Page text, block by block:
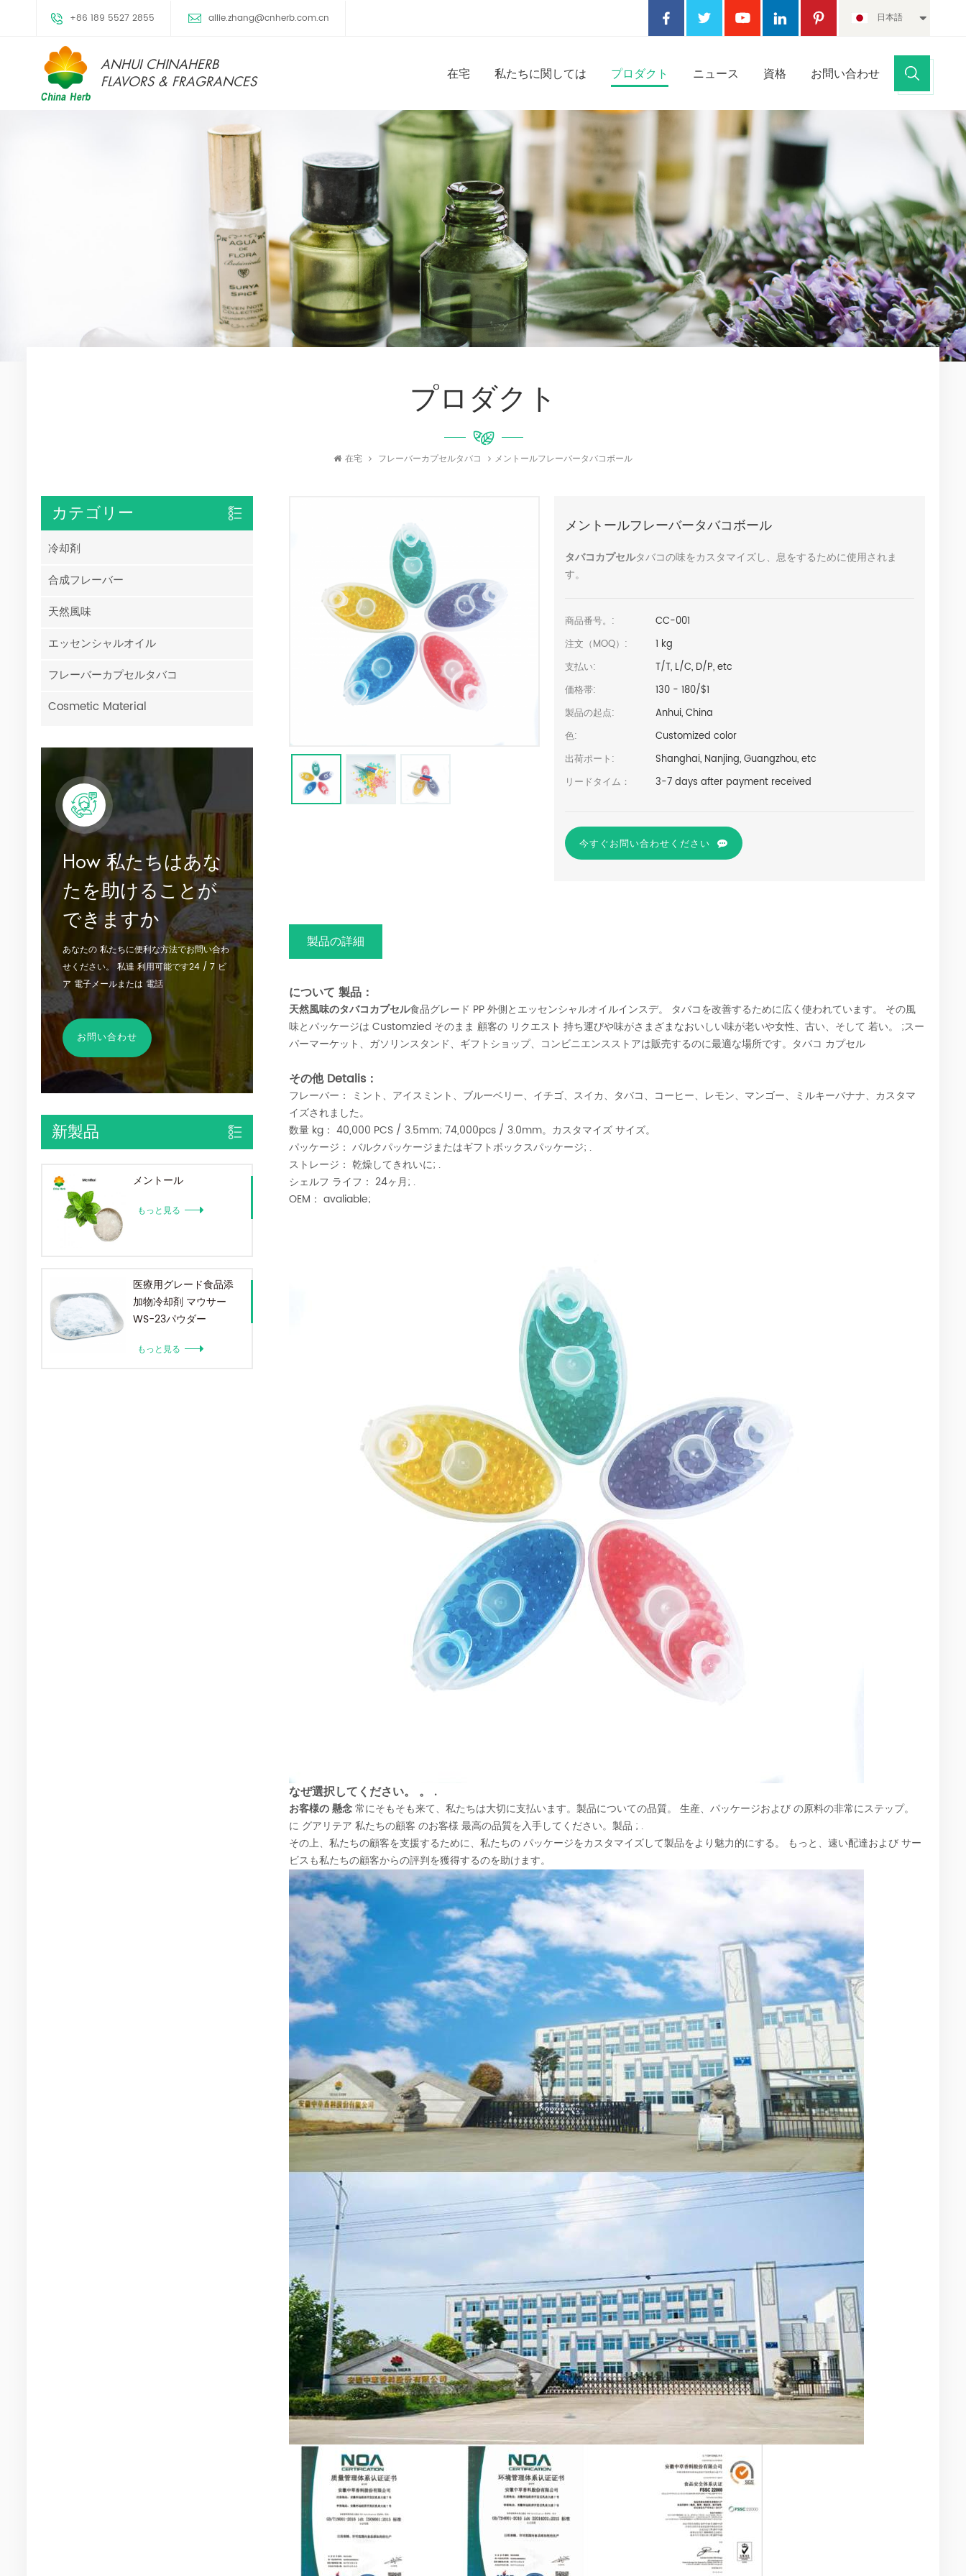
+86 189 5527 2855 allie.zhang@cnherb.com.cn 日本語
ANHUI CHINAHERB
FLAVORS & FRAGRANCES
在宅 私たちに関しては プロダクト ニュース 資格 お問い合わせ
プロダクト
在宅 フレーバーカプセルタバコ メントールフレーバータバコボール
カテゴリー
冷却剤
合成フレーバー
天然風味
エッセンシャルオイル
フレーバーカプセルタバコ
Cosmetic Material
How 私たちはあな
たを助けることが
できますか
あなたの 私たちに便利な方法でお問い合わ
せください。 私達 利用可能です24 / 7 ビ
ア 電子メールまたは 電話
お問い合わせ
新製品
メントール
もっと見る
医療用グレード食品添
加物冷却剤 マウサー
WS-23パウダー
もっと見る
メントールフレーバータバコボール
タバコカプセルタバコの味をカスタマイズし、息をするために使用されま
す。
商品番号。:
CC-001
注文（MOQ）:
1 kg
支払い:
T/T, L/C, D/P, etc
価格帯:
130 - 180/$1
製品の起点:
Anhui, China
色:
Customized color
出荷ポート:
Shanghai, Nanjing, Guangzhou, etc
リードタイム：
3-7 days after payment received
今すぐお問い合わせください
製品の詳細
について 製品：
天然風味のタバコカプセル食品グレード PP 外側とエッセンシャルオイルインスデ。 タバコを改善するために広く使われています。 その風
味とパッケージは Customzied そのまま 顧客の リクエスト 持ち運びや味がさまざまなおいしい味が老いや女性、古い、そして 若い。 ;スー
パーマーケット、ガソリンスタンド、ギフトショップ、コンビニエンスストアは販売するのに最適な場所です。タバコ カプセル
その他 Detalis：
フレーバー： ミント、アイスミント、ブルーベリー、イチゴ、スイカ、タバコ、コーヒー、レモン、マンゴー、ミルキーバナナ、カスタマ
イズされました。
数量 kg： 40,000 PCS / 3.5mm; 74,000pcs / 3.0mm。カスタマイズ サイズ。
パッケージ： バルクパッケージまたはギフトボックスパッケージ; .
ストレージ： 乾燥してきれいに; .
シェルフ ライフ： 24ヶ月; .
OEM： avaliable;
なぜ選択してください。 。 .
お客様の 懸念常にそもそも来て、私たちは大切に支払います。製品についての品質。 生産、パッケージおよび の原料の非常にステップ。
に グアリテア 私たちの顧客 のお客様 最高の品質を入手してください。製品 ; .
その上、私たちの顧客を支援するために、私たちの パッケージをカスタマイズして製品をより魅力的にする。 もっと、速い配達および サー
ビスも私たちの顧客からの評判を獲得するのを助けます。